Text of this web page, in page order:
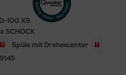
100 XS
SCHOCK
Spüle mit Drehexcenter